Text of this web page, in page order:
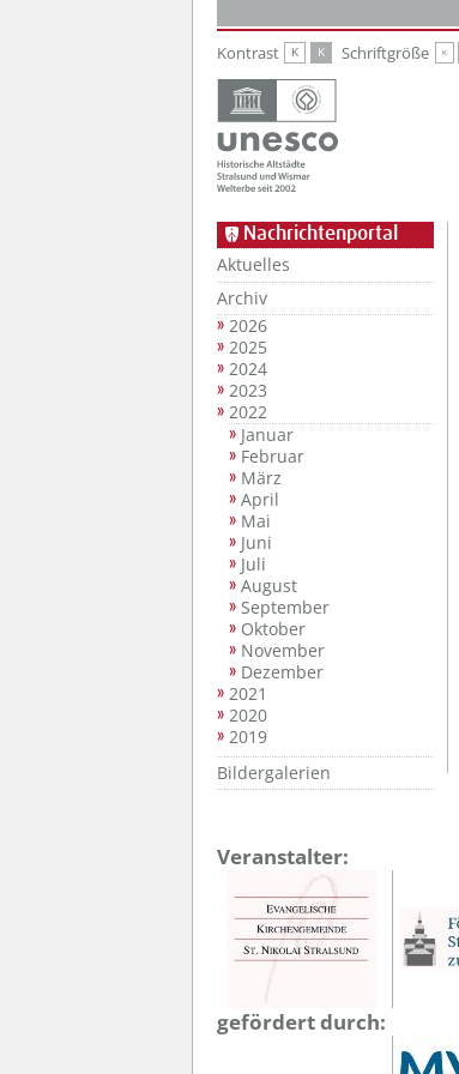
Kontrast K K Schriftgröße K
Nachrichtenportal
Aktuelles
Archiv
2026
2025
2024
2023
2022
Januar
Februar
März
April
Mai
Juni
Juli
August
September
Oktober
November
Dezember
2021
2020
2019
Bildergalerien
Veranstalter:
gefördert durch: